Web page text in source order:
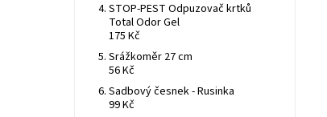
STOP-PEST Odpuzovač krtků
Total Odor Gel
175 Kč
Srážkoměr 27 cm
56 Kč
Sadbový česnek - Rusinka
99 Kč